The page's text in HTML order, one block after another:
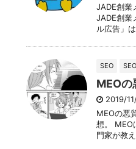
JADE創業
JADE創業
ル広告」
SEO
MEOの
2019/
MEOの悪
想。 MEO
門家が教